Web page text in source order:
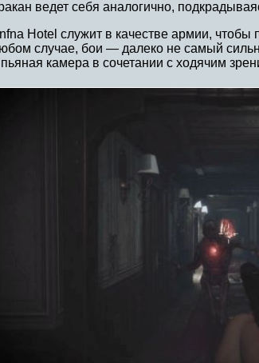
ведет себя аналогично,
Hotel служит в качестве армии,
случае, бои — далеко не самый
камера в сочетании с ходячим